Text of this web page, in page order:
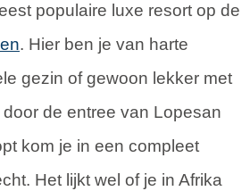
populaire luxe resort op de
. Hier ben je van harte
gezin of gewoon lekker met
de entree van Lopesan
kom je in een compleet
Het lijkt wel of je in Afrika